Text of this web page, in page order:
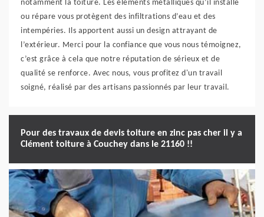
notamment la toiture. Les éléments métalliques qu’il installe
ou répare vous protègent des infiltrations d’eau et des
intempéries. Ils apportent aussi un design attrayant de
l’extérieur. Merci pour la confiance que vous nous témoignez,
c’est grâce à cela que notre réputation de sérieux et de
qualité se renforce. Avec nous, vous profitez d'un travail
soigné, réalisé par des artisans passionnés par leur travail.
Pour des travaux de devis toiture en zinc pas cher il y a
Clément toiture à Couchey dans le 21160 !!